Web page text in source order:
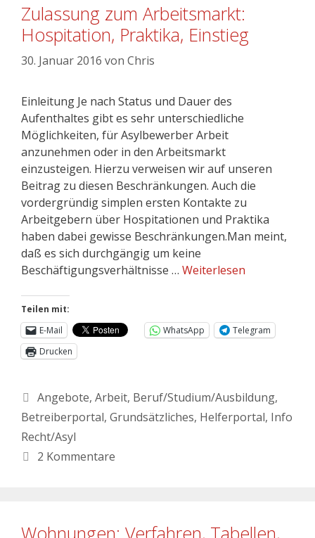
Zulassung zum Arbeitsmarkt:
Hospitation, Praktika, Einstieg
30. Januar 2016 von Chris
Einleitung Je nach Status und Dauer des
Aufenthaltes gibt es sehr unterschiedliche
Möglichkeiten, für Asylbewerber Arbeit
anzunehmen oder in den Arbeitsmarkt
einzusteigen. Hierzu verweisen wir auf unseren
Beitrag zu diesen Beschränkungen. Auch die
vordergründig simplen ersten Kontakte zu
Arbeitgebern über Hospitationen und Praktika
haben dabei gewisse Beschränkungen.Man meint,
daß es sich durchgängig um keine
Beschäftigungsverhältnisse … Weiterlesen
Teilen mit:
E-Mail
WhatsApp
Telegram
Drucken
Angebote, Arbeit, Beruf/Studium/Ausbildung,
Betreiberportal, Grundsätzliches, Helferportal, Info
Recht/Asyl
2 Kommentare
Wohnungen: Verfahren, Tabellen,